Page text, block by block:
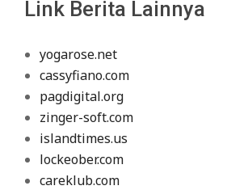
Link Berita Lainnya
yogarose.net
cassyfiano.com
pagdigital.org
zinger-soft.com
islandtimes.us
lockeober.com
careklub.com